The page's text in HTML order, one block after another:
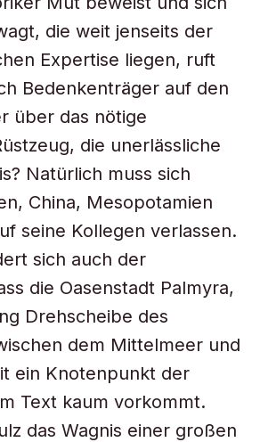
die weit jenseits der
Expertise liegen, ruft
Bedenkenträger auf den
über das nötige
die unerlässliche
Natürlich muss sich
China, Mesopotamien
seine Kollegen verlassen.
sich auch der
die Oasenstadt Palmyra,
Drehscheibe des
dem Mittelmeer und
ein Knotenpunkt der
Text kaum vorkommt.
das Wagnis einer großen